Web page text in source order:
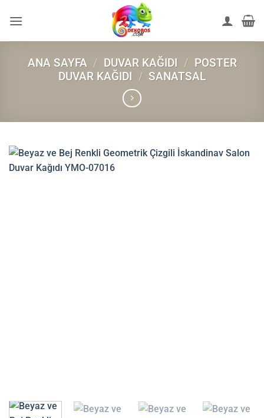
atla
ANA SAYFA / DUVAR KAĞIDI / POSTER
DUVAR KAĞIDI / SANATSAL